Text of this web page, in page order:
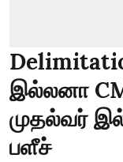
இல்லனா
முதல்வர்
பளீச்